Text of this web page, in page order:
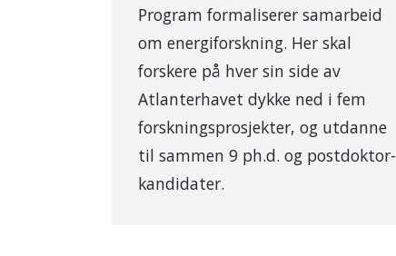
Program formaliserer samarbeid
om energiforskning. Her skal
forskere på hver sin side av
Atlanterhavet dykke ned i fem
forskningsprosjekter, og utdanne
til sammen 9 ph.d. og postdoktor-
kandidater.